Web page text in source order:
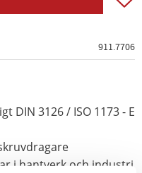
911.7706
DIN 3126 / ISO 1173 - E
i hantverk och industri